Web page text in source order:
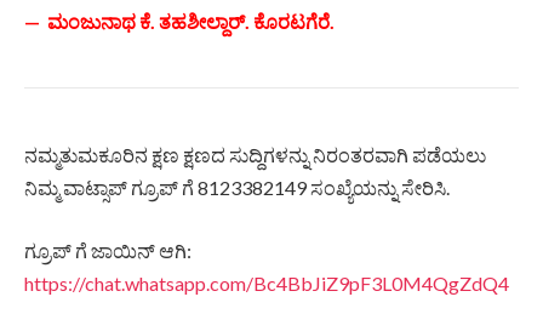
— ಮಂಜುನಾಥ ಕೆ. ತಹಶೀಲ್ದಾರ್. ಕೊರಟಗೆರೆ.
ನಮ್ಮತುಮಕೂರಿನ ಕ್ಷಣ ಕ್ಷಣದ ಸುದ್ದಿಗಳನ್ನು ನಿರಂತರವಾಗಿ ಪಡೆಯಲು
ನಿಮ್ಮ ವಾಟ್ಸಾಪ್ ಗ್ರೂಪ್ ಗೆ 8123382149 ಸಂಖ್ಯೆಯನ್ನು ಸೇರಿಸಿ.
ಗ್ರೂಪ್ ಗೆ ಜಾಯಿನ್ ಆಗಿ:
https://chat.whatsapp.com/Bc4BbJiZ9pF3L0M4QgZdQ4